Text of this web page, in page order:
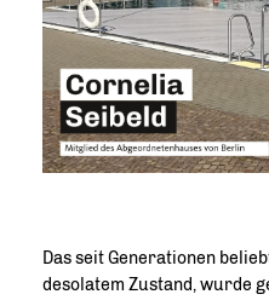
Das seit Generationen
desolatem Zustand, wurde